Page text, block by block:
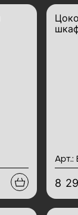
Арт.:
8